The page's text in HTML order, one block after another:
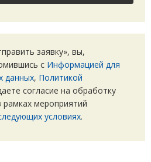
заявку», вы,
с Информацией для
данных, Политикой
согласие на обработку
мероприятий
условиях.